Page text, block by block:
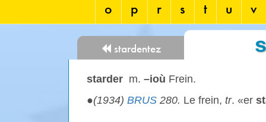
o
p r s t u v
stardentez
starder m. –ioù Frein.
●(1934) BRUS 280. Le frein, tr. «er